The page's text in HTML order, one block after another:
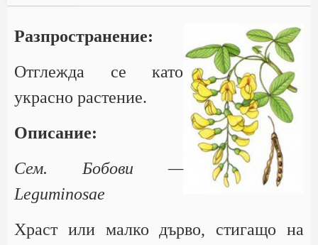
Разпространение:
Отглежда се като
украсно растение.
Описание:
Сем. Бобови —
Leguminosae
Храст или малко дърво, стигащо на